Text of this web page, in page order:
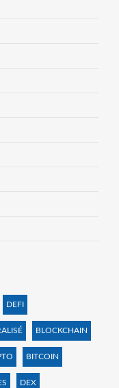
DEFI
BLOCKCHAIN
BITCOIN
DEX